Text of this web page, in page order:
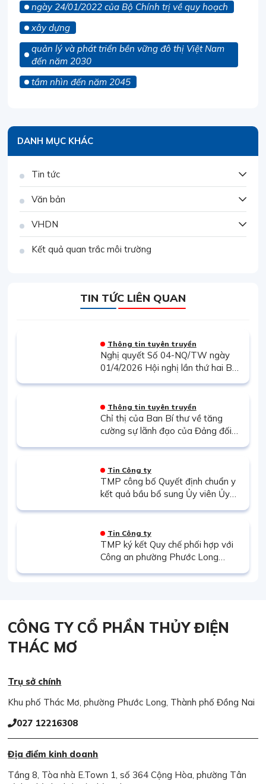
ngày 24/01/2022 của Bộ Chính trị về quy hoạch
xây dựng
quản lý và phát triển bền vững đô thị Việt Nam
đến năm 2030
tầm nhìn đến năm 2045
DANH MỤC KHÁC
Tin tức
Văn bản
VHDN
Kết quả quan trắc môi trường
TIN TỨC LIÊN QUAN
Thông tin tuyên truyền
Nghị quyết Số 04-NQ/TW ngày
01/4/2026 Hội nghị lần thứ hai Ban
đạo của Đảng đối với công tác
phòng, chống tham nhũng, lãng phí,
tiêu cực trong giai đoạn mới
Thông tin tuyên truyền
Chỉ thị của Ban Bí thư về tăng
cường sự lãnh đạo của Đảng đối
Tin Công ty
TMP công bố Quyết định chuẩn y
kết quả bầu bổ sung Ủy viên Ủy
2030
Tin Công ty
TMP ký kết Quy chế phối hợp với
Công an phường Phước Long
CÔNG TY CỔ PHẦN THỦY ĐIỆN
THÁC MƠ
Trụ sở chính
Khu phố Thác Mơ, phường Phước Long, Thành phố Đồng Nai
027 12216308
Địa điểm kinh doanh
Tầng 8, Tòa nhà E.Town 1, số 364 Cộng Hòa, phường Tân